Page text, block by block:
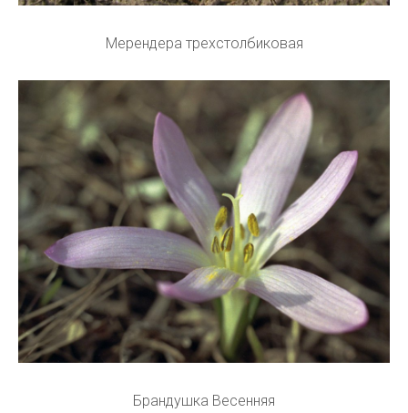
Мерендера трехстолбиковая
Брандушка Весенняя